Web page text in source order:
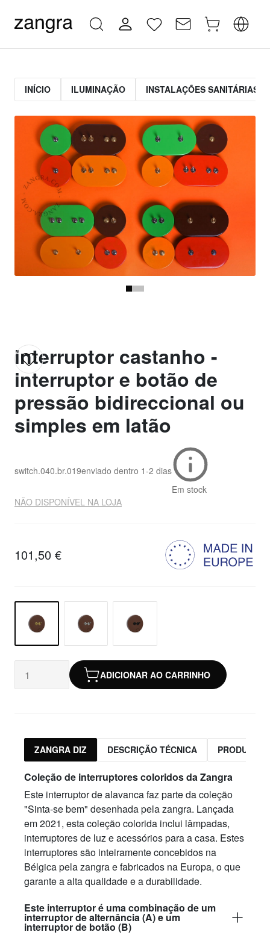
INÍCIO ILUMINAÇÃO INSTALAÇÕES SANITÁRIAS
interruptor castanho -
interruptor e botão de
pressão bidireccional ou
simples em latão
switch.040.br.019enviado dentro 1-2 dias
Em stock
NÃO DISPONÍVEL NA LOJA
101,50 €
ADICIONAR AO CARRINHO
ZANGRA DIZ DESCRIÇÃO TÉCNICA PRODUTOS
Coleção de interruptores coloridos da Zangra
Este interruptor de alavanca faz parte da coleção
"Sinta-se bem" desenhada pela zangra. Lançada
em 2021, esta coleção colorida inclui lâmpadas,
interruptores de luz e acessórios para a casa. Estes
interruptores são inteiramente concebidos na
Bélgica pela zangra e fabricados na Europa, o que
garante a alta qualidade e a durabilidade.
Este interruptor é uma combinação de um
interruptor de alternância (A) e um
interruptor de botão (B)